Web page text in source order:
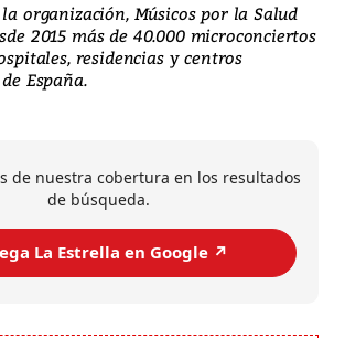
organización, Músicos por la Salud
2015 más de 40.000 microconciertos
residencias y centros
España.
de nuestra cobertura en los resultados
de búsqueda.
La Estrella en Google ↗️